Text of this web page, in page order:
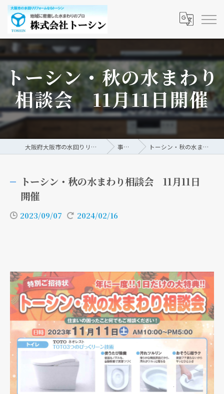
トーシン・秋の水まわり
相談会 11月11日開催
大阪府大阪市の水回りリフォームなら株式会社トーシン 事例/ブログ トーシン・秋の水まわり相談会 11月11日開催
トーシン・秋の水まわり相談会 11月11日
開催
2023/09/07 2024/02/16